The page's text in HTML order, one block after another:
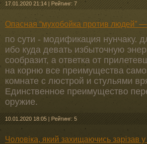
17.01.2020 21:14 | Рейтинг: 7
Опасная “мухобойка против людей”
по сути - модификация нунчаку.
ибо куда девать избыточную
сообразит, а ответка от
на корню все преимущества
комнате с люстрой и стульями
Единственное преимущество
оружие.
10.01.2020 18:05 | Рейтинг: 5
Чоловіка, який захищаючись зарізав